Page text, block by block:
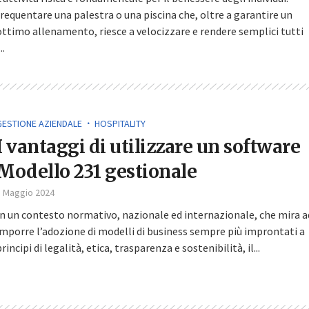
una palestra o una piscina che, oltre a garantire un
allenamento, riesce a velocizzare e rendere semplici tutti
AZIENDALE HOSPITALITY
vantaggi di utilizzare un software
231 gestionale
Maggio 2024
un contesto normativo, nazionale ed internazionale, che mira
l’adozione di modelli di business sempre più improntati a
di legalità, etica, trasparenza e sostenibilità, il...